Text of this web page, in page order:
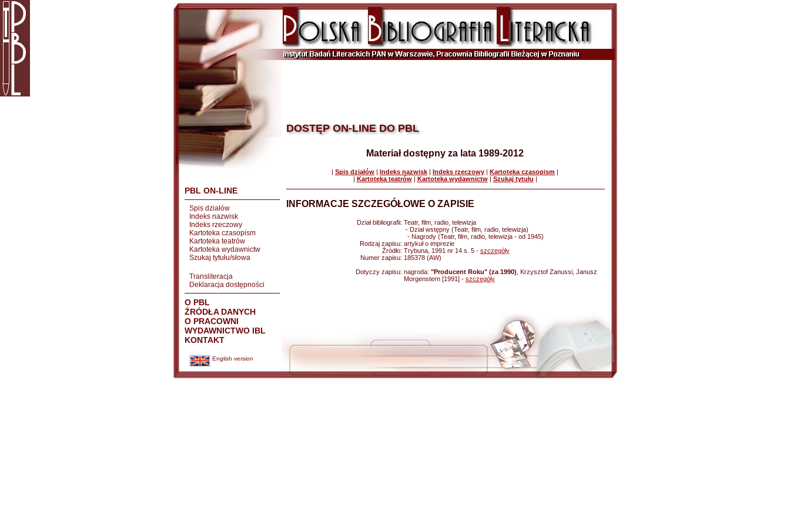
PBL ON-LINE
Spis działów
Indeks nazwisk
Indeks rzeczowy
Kartoteka czasopism
Kartoteka teatrów
Kartoteka wydawnictw
Szukaj tytułu/słowa
Transliteracja
Deklaracja dostępności
O PBL
ŹRÓDŁA DANYCH
O PRACOWNI
WYDAWNICTWO IBL
KONTAKT
English version
DOSTĘP ON-LINE DO PBL
Materiał dostępny za lata 1989-2012
| Spis działów | Indeks nazwisk | Indeks rzeczowy | Kartoteka czasopism |
| Kartoteka teatrów| Kartoteka wydawnictw| Szukaj tytułu |
INFORMACJE SZCZEGÓŁOWE O ZAPISIE
Dział bibliografii: Teatr, film, radio, telewizja
- Dział wstępny (Teatr, film, radio, telewizja)
- Nagrody (Teatr, film, radio, telewizja - od 1945)
Rodzaj zapisu: artykuł o imprezie
Źródło: Trybuna, 1991 nr 14 s. 5 - szczegóły
Numer zapisu: 185378 (AW)
Dotyczy zapisu: nagroda: "Producent Roku" (za 1990) , Krzysztof Zanussi, Janusz
Morgenstern [1991] - szczegóły